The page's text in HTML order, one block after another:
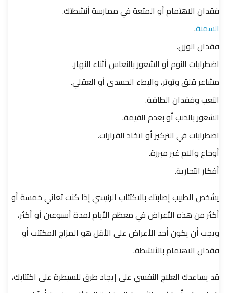
فقدان الاهتمام أو المتعة في ممارسة أنشطتك.
السمنة.
فقدان الوزن.
اضطرابات النوم أو الشعور بالنعاس أثناء النهار.
مشاعر قلق وتوتر، والبطء الجسدي أو العقلي.
التعب وفقدان الطاقة.
الشعور بالذنب أو بعدم القيمة.
اضطرابات في التركيز أو اتخاذ القرارات.
أوجاع وآلام غير مبررة.
أفكار انتحارية.
يشخص الطبيب إصابتك بالاكتئاب الرئيسي إذا كنت تعاني خمسة أو
أكثر من هذه الأعراض في معظم الأيام لمدة أسبوعين أو أكثر،
ويجب أن يكون أحد الأعراض على الأقل هو المزاج المكتئب أو
فقدان الاهتمام بالأنشطة.
قد يساعدك العلاج النفسي على إيجاد طرق للسيطرة على اكتئابك،